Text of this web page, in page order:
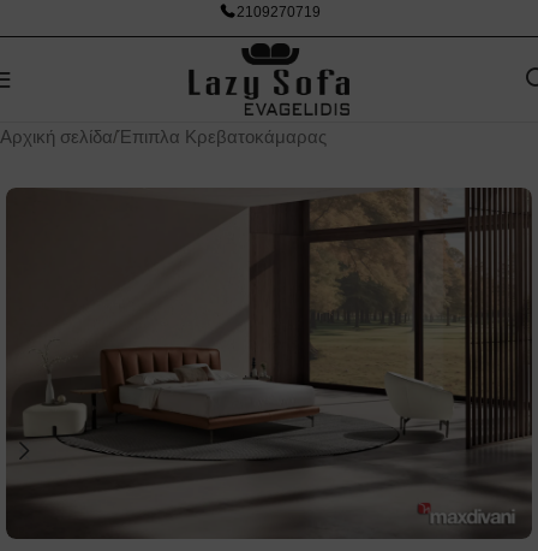
2109270719
Αρχική σελίδα/Έπιπλα Κρεβατοκάμαρας